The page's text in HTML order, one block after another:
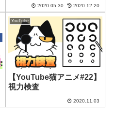
2020.05.30 2020.12.20
YouTube
【YouTube猫アニメ#22】
視力検査
2020.11.03